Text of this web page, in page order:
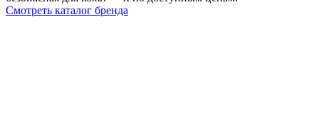
Смотреть каталог бренда